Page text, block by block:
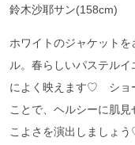
鈴木沙耶サン(158cm)
ホワイトのジャケット
ル。春らしいパステル
によく映えます♡ ショ
ことで、ヘルシーに肌
こよさを演出しましょ